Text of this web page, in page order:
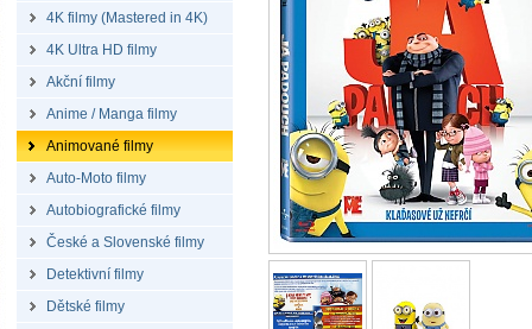
4K filmy (Mastered in 4K)
4K Ultra HD filmy
Akční filmy
Anime / Manga filmy
Animované filmy
Auto-Moto filmy
Autobiografické filmy
České a Slovenské filmy
Detektivní filmy
Dětské filmy